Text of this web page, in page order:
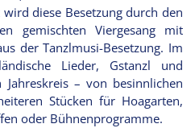
diese Besetzung durch den
gemischten Viergesang mit
der Tanzlmusi-Besetzung. Im
Lieder, Gstanzl und
– von besinnlichen
Stücken für Hoagarten,
oder Bühnenprogramme.